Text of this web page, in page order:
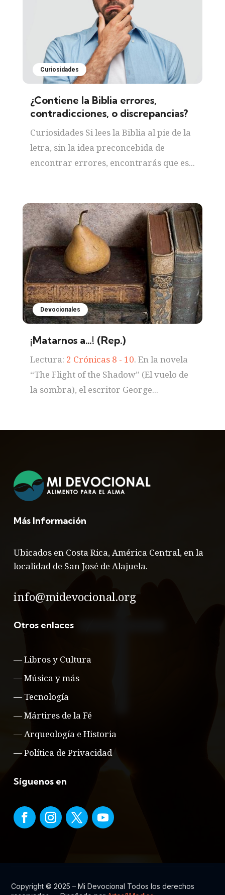
Curiosidades
¿Contiene la Biblia errores,
contradicciones, o discrepancias?
Curiosidades Si lees la Biblia al pie de la
letra, sin la idea preconcebida de
encontrar errores, encontrarás que es...
Devocionales
¡Matarnos a…! (Rep.)
Lectura: 2 Crónicas 8 - 10. En la novela
“The Flight of the Shadow” (El vuelo de
la sombra), el escritor George...
Más Información
Ubicados en Costa Rica, América Central, en la
localidad de San José de Alajuela.
info@midevocional.org
Otros enlaces
—Libros y Cultura
—Música y más
— Tecnología
—Mártires de la Fé
—Arqueología e Historia
—Política de Privacidad
Síguenos en
Copyright © 2025 – Mi Devocional Todos los derechos